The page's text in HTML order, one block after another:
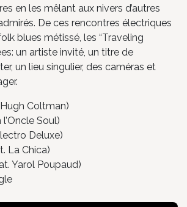
en les mêlant aux nivers d’autres
De ces rencontres électriques
blues métissé, les “Traveling
un artiste invité, un titre de
un lieu singulier, des caméras et
Coltman)
Soul)
Deluxe)
La Chica)
Yarol Poupaud)